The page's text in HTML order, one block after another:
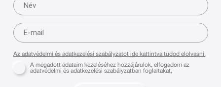
Az adatvédelmi és adatkezelési szabályzatot ide kattintva tudod elolvasni.
A megadott adataim kezeléséhez hozzájárulok, elfogadom az
adatvédelmi és adatkezelési szabályzatban foglaltakat,